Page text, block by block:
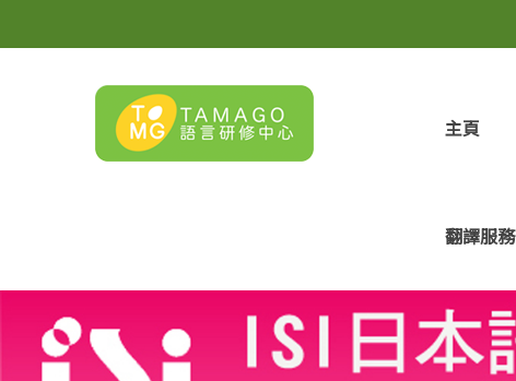
主頁
翻譯服務